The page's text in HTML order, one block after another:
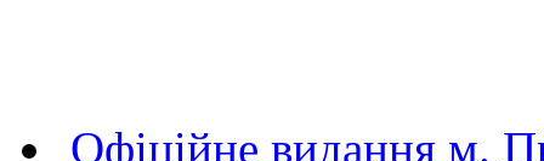
Офіційне видання